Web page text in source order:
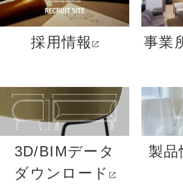
採用情報
事業
3D/BIMデータ
ダウンロード
製